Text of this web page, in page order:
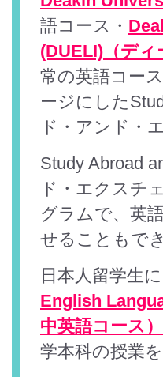
語コース・
(DUELI)（ディ
常の英語コー
ージにした
ド・アンド・
Study Abroad
ド・エクスチ
グラムで、英
せることもで
日本人留学生
English
中英語コース）
学本科の授業